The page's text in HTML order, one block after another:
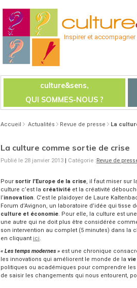
Inspirer et
culture&sens,
QUI SOMMES-NOUS ?
Accueil Actualités Revue de presse La
La culture comme sortie de crise
Publié le 28 janvier 2013 | Catégorie :Revue de
Pour sortir l’Europe de la crise, il faut miser sur
culture c’est la créativité et la créativité
l’innovation. C’est le plaidoyer de Laure
Forum d’Avignon, un laboratoire d’idée qui tisse
culture et économie. Pour elle, la culture est
une autre qui ne doit plus être considérée
son intervention au complet (5 minutes) dans la
en cliquant ici.
« Les temps modernes » est une chronique
les innovations qui améliorent le monde de la
politiques ou académiques pour comprendre
de saisir les changements qui nous entourent,